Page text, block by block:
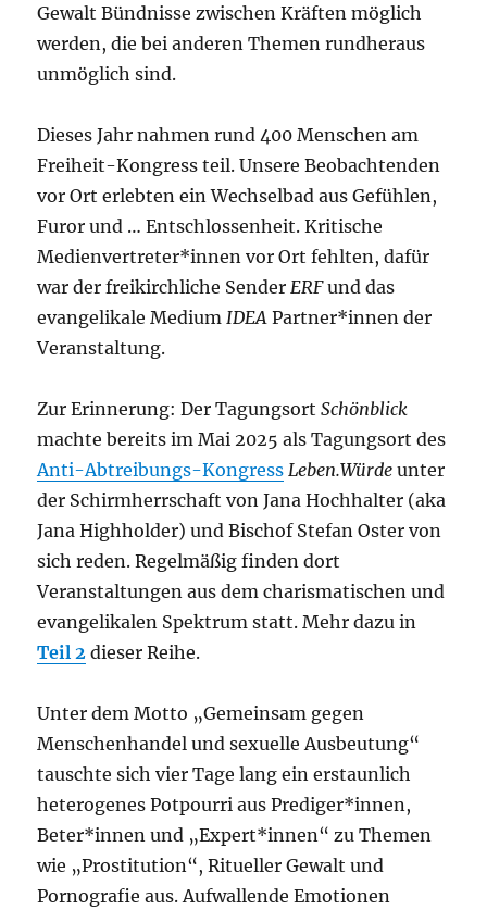
Gewalt Bündnisse zwischen Kräften möglich
werden, die bei anderen Themen rundheraus
unmöglich sind.
Dieses Jahr nahmen rund 400 Menschen am
Freiheit-Kongress teil. Unsere Beobachtenden
vor Ort erlebten ein Wechselbad aus Gefühlen,
Furor und … Entschlossenheit. Kritische
Medienvertreter*innen vor Ort fehlten, dafür
war der freikirchliche Sender ERFund das
evangelikale Medium IDEA Partner*innen der
Veranstaltung.
Zur Erinnerung: Der TagungsortSchönblick
machte bereits im Mai 2025 als Tagungsort des
Anti-Abtreibungs-Kongress Leben.Würde unter
der Schirmherrschaft von Jana Hochhalter (aka
Jana Highholder) und Bischof Stefan Oster von
sich reden. Regelmäßig finden dort
Veranstaltungen aus dem charismatischen und
evangelikalen Spektrum statt. Mehr dazu in
Teil 2 dieser Reihe.
Unter dem Motto „Gemeinsam gegen
Menschenhandel und sexuelle Ausbeutung“
tauschte sich vier Tage lang ein erstaunlich
heterogenes Potpourri aus Prediger*innen,
Beter*innen und „Expert*innen“ zu Themen
wie „Prostitution“, Ritueller Gewalt und
Pornografie aus. Aufwallende Emotionen